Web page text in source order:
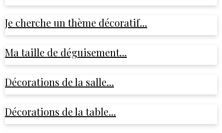
Je cherche un thème décoratif...
Ma taille de déguisement...
Décorations de la salle...
Décorations de la table...